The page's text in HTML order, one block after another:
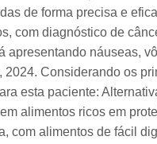
de forma precisa e
com diagnóstico de
náuseas,
Considerando os
esta paciente:
alimentos ricos em
com alimentos de fácil